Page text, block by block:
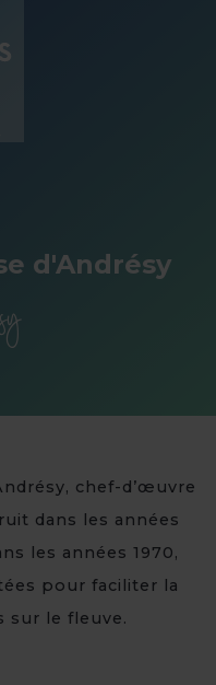
d'Andrésy
chef-d’œuvre
dans les années
les années 1970,
pour faciliter la
sur le fleuve.